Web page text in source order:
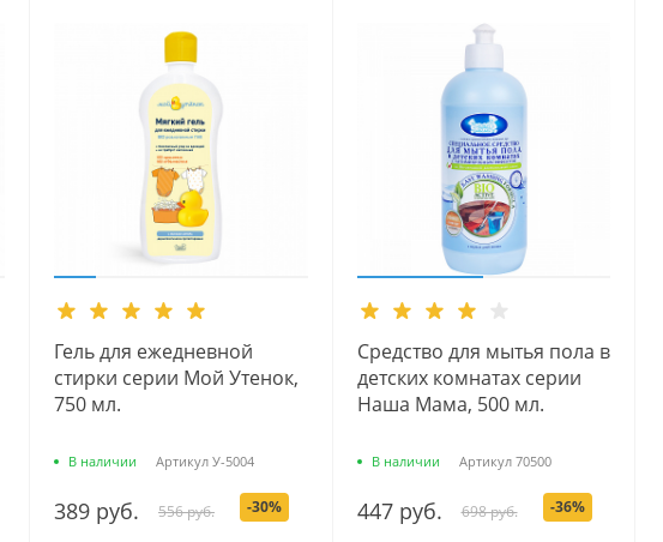
Гель для ежедневной
стирки серии Мой Утенок,
750 мл.
В наличии Артикул У-5004
389 руб. 556 руб. -30%
Средство для мытья пола в
детских комнатах серии
Наша Мама, 500 мл.
В наличии Артикул 70500
447 руб. 698 руб. -36%